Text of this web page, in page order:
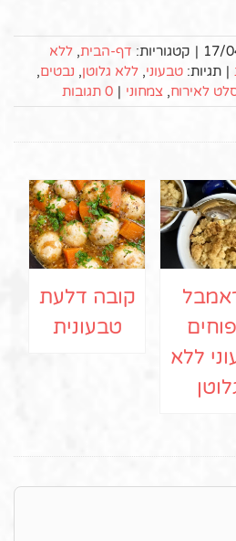
17/
| קטגוריות: דף-הבית, ללא
| תגיות: טבעוני, ללא גלוטן, נבטים,
לאירוח, צמחוני | 0 תגובות
קובה דלעת
טבעונית
ללא
תגובה